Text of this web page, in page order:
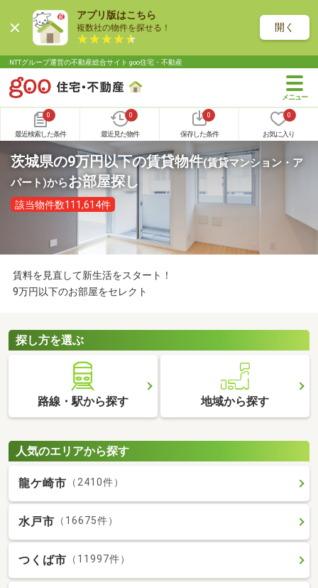
アプリ版はこちら
複数社の物件を探せる！ 開く
NTTグループ運営の不動産総合サイト goo住宅・不動産
0
最近検索した条件
0
最近見た物件
0
保存した条件
0
お気に入り
茨城県の9万円以下の賃貸物件(賃貸マンション・ア
パート)からお部屋探し
該当物件数111,614件
賃料を見直して新生活をスタート！
9万円以下のお部屋をセレクト
探し方を選ぶ
路線・駅から探す 地域から探す
人気のエリアから探す
龍ケ崎市 （2410件）
水戸市 （16675件）
つくば市 （11997件）